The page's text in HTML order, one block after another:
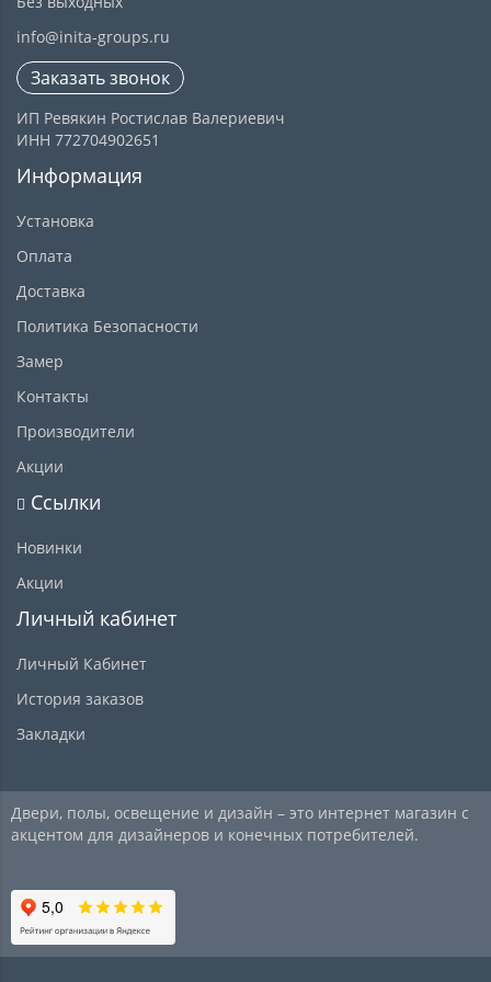
info@inita-groups.ru
Заказать звонок
ИП Ревякин Ростислав Валериевич
ИНН 772704902651
Информация
Установка
Оплата
Доставка
Политика Безопасности
Замер
Контакты
Производители
Акции
Ссылки
Новинки
Акции
Личный кабинет
Личный Кабинет
История заказов
Закладки
Двери, полы, освещение и дизайн – это интернет магазин с
акцентом для дизайнеров и конечных потребителей.